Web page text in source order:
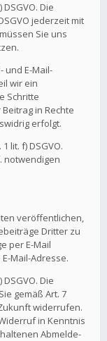
Die
jederzeit mit
Sie uns
und E-Mail-
wir ein
Schritte
in Rechte
erfolgt.
lit. f) DSGVO.
notwendigen
veröffentlichen,
Dritter zu
per E-Mail
Mail-Adresse.
Die
gemäß Art. 7
widerrufen.
in Kenntnis
Abmelde-